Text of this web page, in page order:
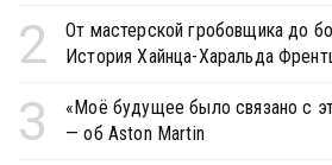
2
От мастерской гробовщика до
История Хайнца-Харальда
3
«Моё будущее было связано с
— об Aston Martin